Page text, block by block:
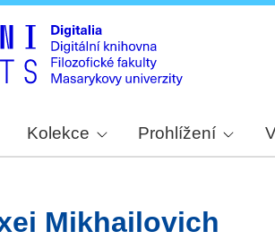
Kolekce Prohlížení
Mikhailovich